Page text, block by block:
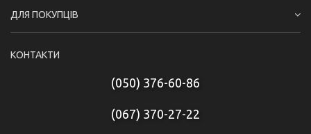
ДЛЯ ПОКУПЦІВ
КОНТАКТИ
(050) 376-60-86
(067) 370-27-22